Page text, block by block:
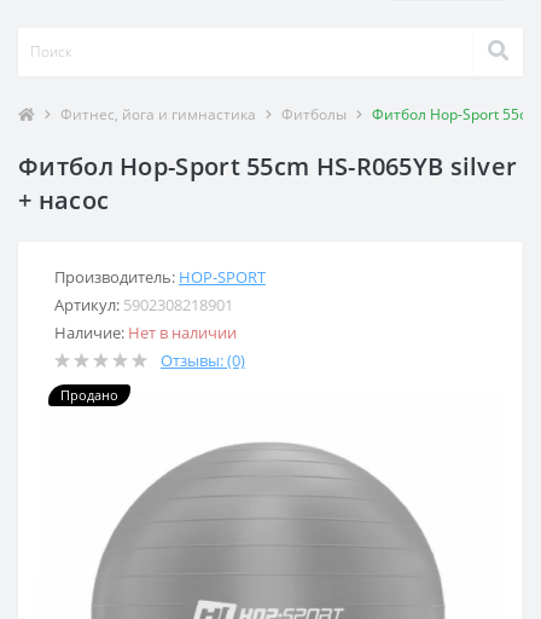
Фитнес, йога и гимнастика Фитболы Фитбол Hop-Sport 55cm
Фитбол Hop-Sport 55cm HS-R065YB silver
+ насос
Производитель: HOP-SPORT
Артикул: 5902308218901
Наличие: Нет в наличии
Отзывы: (0)
Продано